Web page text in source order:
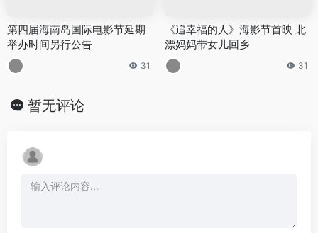
第四届海南岛国际电影节延期
举办时间另行公告
31
《追幸福的人》海影节首映 北
漂妈妈带女儿回乡
31
暂无评论